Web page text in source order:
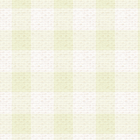
できるものとします
契約を締結しこれを
の注意をもって当該
a.本サービスに係る
b.会員からの電話、
c.モバイルリサーチ
実施もしくは運営
d.その他これらに付随